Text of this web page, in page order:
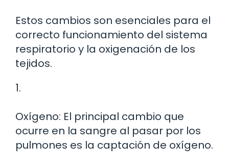
Estos cambios son esenciales para el
correcto funcionamiento del sistema
respiratorio y la oxigenación de los
tejidos.
1.
Oxígeno: El principal cambio que
ocurre en la sangre al pasar por los
pulmones es la captación de oxígeno.